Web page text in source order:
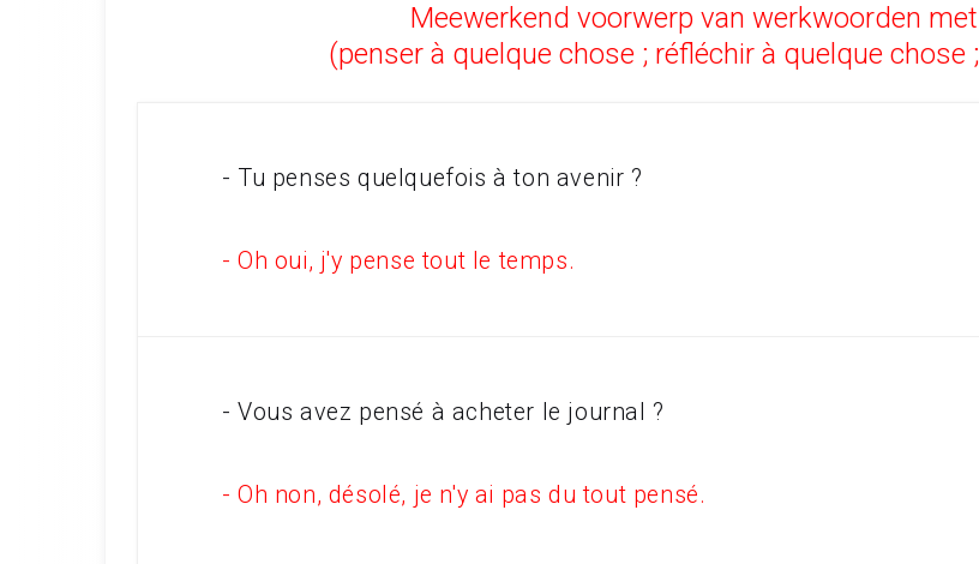
Meewerkend voorwerp van werkwoorden
(penser à quelque chose ; réfléchir à quelque chose
- Tu penses quelquefois à ton avenir ?
- Oh oui, j'y pense tout le temps.
- Vous avez pensé à acheter le journal ?
- Oh non, désolé, je n'y ai pas du tout pensé.